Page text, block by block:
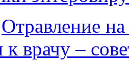
Отравление
к врачу –